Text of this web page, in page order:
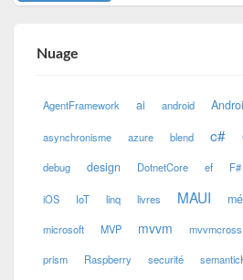
Nuage
AgentFramework ai android
asynchronisme azure blend c#
debug design DotnetCore ef F#
iOS IoT linq livres MAUI
microsoft MVP mvvm mvvmcross
prism Raspberry securité